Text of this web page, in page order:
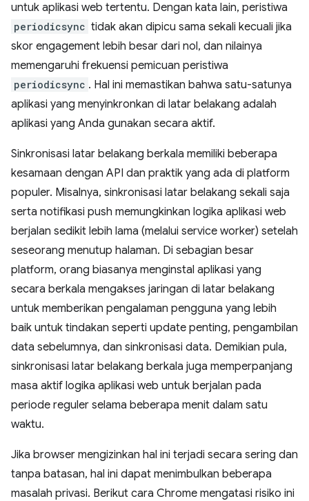
untuk aplikasi web tertentu. Dengan kata lain, peristiwa
periodicsync tidak akan dipicu sama sekali kecuali jika
skor engagement lebih besar dari nol, dan nilainya
memengaruhi frekuensi pemicuan peristiwa
periodicsync . Hal ini memastikan bahwa satu-satunya
aplikasi yang menyinkronkan di latar belakang adalah
aplikasi yang Anda gunakan secara aktif.
Sinkronisasi latar belakang berkala memiliki beberapa
kesamaan dengan API dan praktik yang ada di platform
populer. Misalnya, sinkronisasi latar belakang sekali saja
serta notifikasi push memungkinkan logika aplikasi web
berjalan sedikit lebih lama (melalui service worker) setelah
seseorang menutup halaman. Di sebagian besar
platform, orang biasanya menginstal aplikasi yang
secara berkala mengakses jaringan di latar belakang
untuk memberikan pengalaman pengguna yang lebih
baik untuk tindakan seperti update penting, pengambilan
data sebelumnya, dan sinkronisasi data. Demikian pula,
sinkronisasi latar belakang berkala juga memperpanjang
masa aktif logika aplikasi web untuk berjalan pada
periode reguler selama beberapa menit dalam satu
waktu.
Jika browser mengizinkan hal ini terjadi secara sering dan
tanpa batasan, hal ini dapat menimbulkan beberapa
masalah privasi. Berikut cara Chrome mengatasi risiko ini